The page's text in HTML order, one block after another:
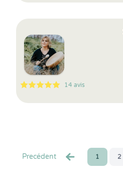
5
1
5
14 14 avis
Precédent 1 2